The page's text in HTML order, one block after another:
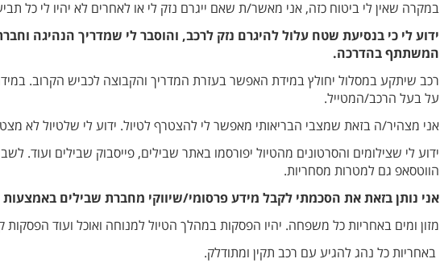
במקרה שאין לי ביטוח כזה, אני מאשר/ת שאם ייגרם נזק לי או לאחרים לא יהיו לי כל
ידוע לי כי בנסיעת שטח עלול להיגרם נזק לרכב, והוסבר לי שמדריך הנהיגה
המשתתף בהדרכה.
רכב שיתקע במסלול יחולץ במידת האפשר בעזרת המדריך והקבוצה לכביש הקרוב.
על בעל הרכב/המטייל.
אני מצהיר/ה בזאת שמצבי הבריאותי מאפשר לי להצטרף לטיול. ידוע לי שלטיול לא
ידוע לי שצילומים והסרטונים מהטיול יפורסמו באתר שבילים, פייסבוק שבילים ועוד.
הווטסאפ גם למטרות מסחריות.
אני נותן בזאת את הסכמתי לקבל מידע פרסומי/שיווקי מחברת שבילים
מזון ומים באחריות כל משפחה. יהיו הפסקות במהלך הטיול למנוחה ואוכל ועוד הפסקות
באחריות כל נהג להגיע עם רכב תקין ומתודלק.